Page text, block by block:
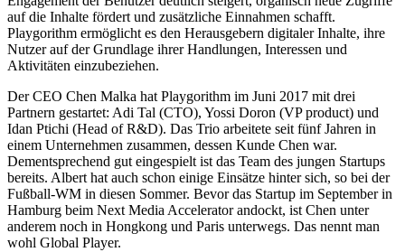
auf die Inhalte fördert und zusätzliche Einnahmen schafft.
Playgorithm ermöglicht es den Herausgebern digitaler Inhalte, ihre
Nutzer auf der Grundlage ihrer Handlungen, Interessen und
Aktivitäten einzubeziehen.
Der CEO Chen Malka hat Playgorithm im Juni 2017 mit drei
Partnern gestartet: Adi Tal (CTO), Yossi Doron (VP product) und
Idan Ptichi (Head of R&D). Das Trio arbeitete seit fünf Jahren in
einem Unternehmen zusammen, dessen Kunde Chen war.
Dementsprechend gut eingespielt ist das Team des jungen Startups
bereits. Albert hat auch schon einige Einsätze hinter sich, so bei der
Fußball-WM in diesen Sommer. Bevor das Startup im September in
Hamburg beim Next Media Accelerator andockt, ist Chen unter
anderem noch in Hongkong und Paris unterwegs. Das nennt man
wohl Global Player.